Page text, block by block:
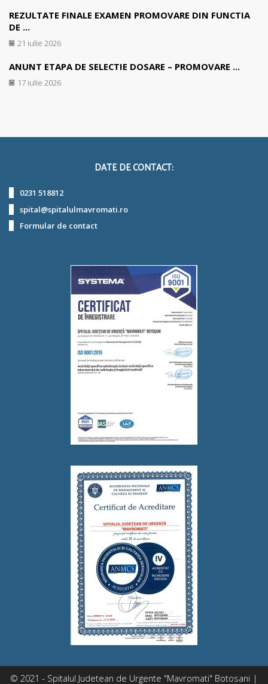
REZULTATE FINALE EXAMEN PROMOVARE DIN FUNCTIA
DE ...
21 iulie 2026
ANUNT ETAPA DE SELECTIE DOSARE – PROMOVARE ...
17 iulie 2026
DATE DE CONTACT:
0231 518812
spital@spitalulmavromati.ro
Formular de contact
© 2021 - Spitalul Judetean de Urgente "Mavromati" Botosani |